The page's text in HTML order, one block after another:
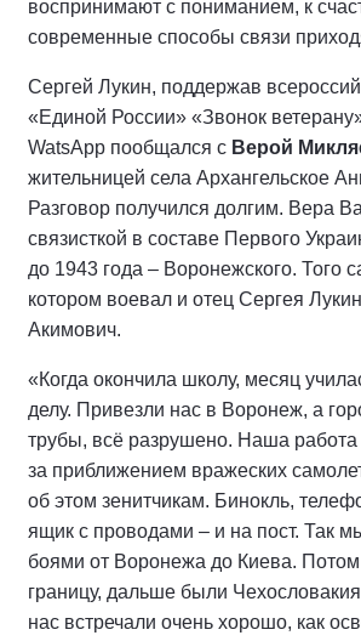
воспринимают с пониманием, к
современные способы связи
Сергей Лукин, поддержав
«Единой России» «Звонок
WatsApp пообщался с Верой
жительницей села Архангельское
Разговор получился долгим. Вера
связисткой в составе Первого
до 1943 года – Воронежского. Того
котором воевал и отец Сергея
Акимович.
«Когда окончила школу, месяц
делу. Привезли нас в Воронеж, а
трубы, всё разрушено. Наша
за приближением вражеских
об этом зенитчикам. Бинокль,
ящик с проводами – и на пост. Так
боями от Воронежа до Киева.
границу, дальше были
нас встречали очень хорошо, как